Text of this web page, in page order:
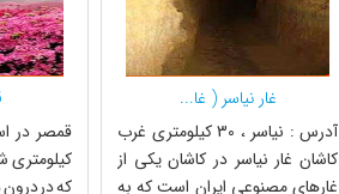
غار نیاسر ( غا...
آدرس : نیاسر ، 30 کیلومتری غرب
کاشان غار نیاسر در کاشان یکی از
غارهای مصنوعی ایران است که به
قمصر در
کیلومتری
که در